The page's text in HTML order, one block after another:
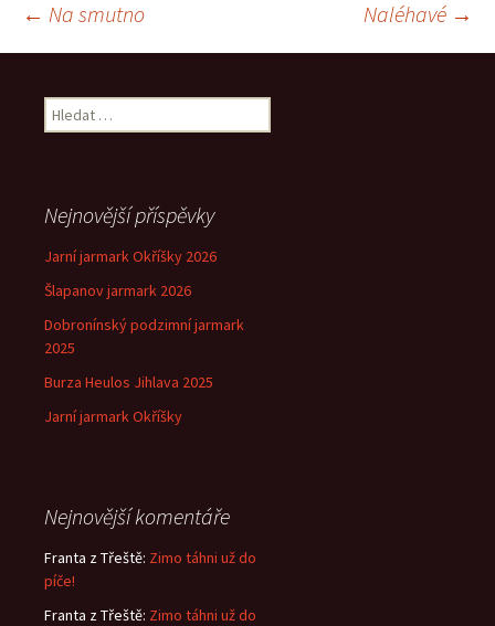
Navigace
pro
← Na smutno Naléhavé →
Vyhledávání
Nejnovější příspěvky
Jarní jarmark Okříšky 2026
Šlapanov jarmark 2026
Dobronínský podzimní jarmark
2025
Burza Heulos Jihlava 2025
Jarní jarmark Okříšky
Nejnovější komentáře
Franta z Třeště: Zimo táhni už do
píče!
Franta z Třeště: Zimo táhni už do